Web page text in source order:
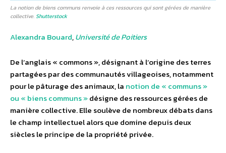
La notion de biens communs renvoie à ces ressources qui sont gérées de manière
collective.Shutterstock
Alexandra Bouard,Université de Poitiers
De l’anglais « commons », désignant à l’origine des terres
partagées par des communautés villageoises, notamment
pour le pâturage des animaux, la notion de « communs »
ou « biens communs »désigne des ressources gérées de
manière collective. Elle soulève de nombreux débats dans
le champ intellectuel alors que domine depuis deux
siècles le principe de la propriété privée.